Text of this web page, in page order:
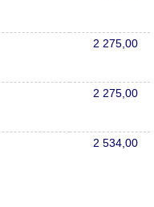
2 275,00
2 275,00
2 534,00